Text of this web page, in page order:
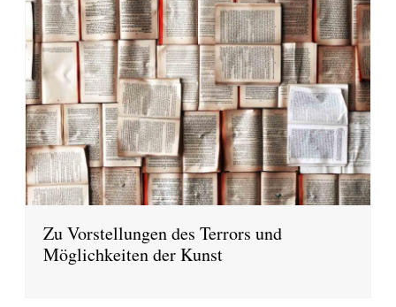
Zu Vorstellungen des Terrors und
Möglichkeiten der Kunst